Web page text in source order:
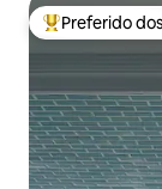
Entre os
Preferido